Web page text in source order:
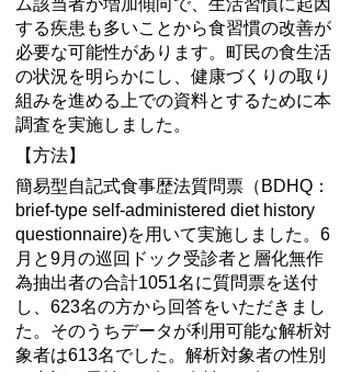
ム該当者が増加傾向で、生活習慣に起因
する疾患も多いことから食習慣の改善が
必要な可能性があります。町民の食生活
の状況を明らかにし、健康づくりの取り
組みを進める上での資料とするために本
調査を実施しました。
【方法】
簡易型自記式食事歴法質問票（BDHQ：
brief-type self-administered diet history
questionnaire)を用いて実施しました。6
月と9月の巡回ドック受診者と層化無作
為抽出者の合計1051名に質問票を送付
し、623名の方から回答をいただきまし
た。そのうちデータが利用可能な解析対
象者は613名でした。解析対象者の性別